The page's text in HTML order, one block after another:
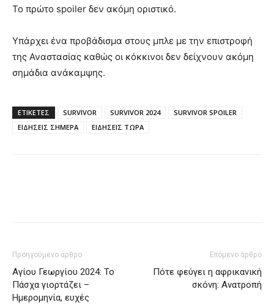
Το πρώτο spoiler δεν ακόμη οριστικό.
Υπάρχει ένα προβάδισμα στους μπλε με την επιστροφή
της Αναστασίας καθώς οι κόκκινοι δεν δείχνουν ακόμη
σημάδια ανάκαμψης.
ΕΤΙΚΈΤΕΣ SURVIVOR SURVIVOR 2024
SURVIVOR SPOILER
ΕΙΔΗΣΕΙΣ ΣΗΜΕΡΑ
ΕΙΔΗΣΕΙΣ ΤΩΡΑ
Προηγούμενο άρθρο
Αγίου Γεωργίου 2024: Το
Πάσχα γιορτάζει –
Ημερομηνία, ευχές
Επόμενο άρθρο
Πότε φεύγει η αφρικανική
σκόνη: Ανατροπή